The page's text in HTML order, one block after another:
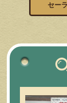
セー